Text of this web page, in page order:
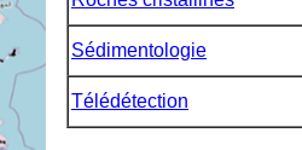
Sédimentologie
Télédétection